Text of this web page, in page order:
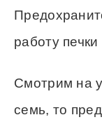
работу печки
Смотрим на
семь, то